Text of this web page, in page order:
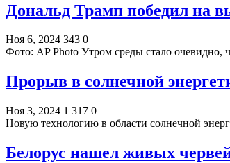
Дональд Трамп победил на
Ноя 6, 2024 343 0
Фото: AP Photo Утром среды стало очевидно,
Прорыв в солнечной
Ноя 3, 2024 1 317 0
Новую технологию в области солнечной
Белорус нашел живых